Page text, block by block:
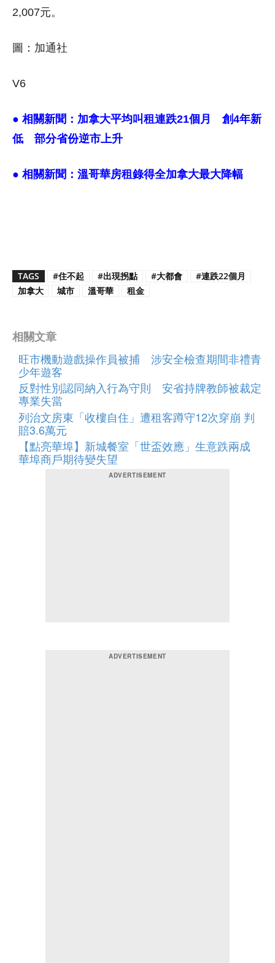
2,007元。
圖：加通社
V6
● 相關新聞： 加拿大平均叫租連跌21個月 創4年新
低 部分省份逆市上升
● 相關新聞： 溫哥華房租錄得全加拿大最大降幅
TAGS #住不起 #出現拐點 #大都會
#連跌22個月
加拿大
城市 溫哥華 租金
相關文章
旺市機動遊戲操作員被捕 涉安全檢查期間非禮青
少年遊客
反對性別認同納入行為守則 安省持牌教師被裁定
專業失當
列治文房東「收樓自住」遭租客蹲守12次穿崩 判
賠3.6萬元
【點亮華埠】新城餐室「世盃效應」生意跌兩成
華埠商戶期待變失望